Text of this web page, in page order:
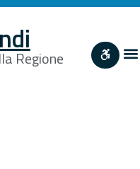
Regione